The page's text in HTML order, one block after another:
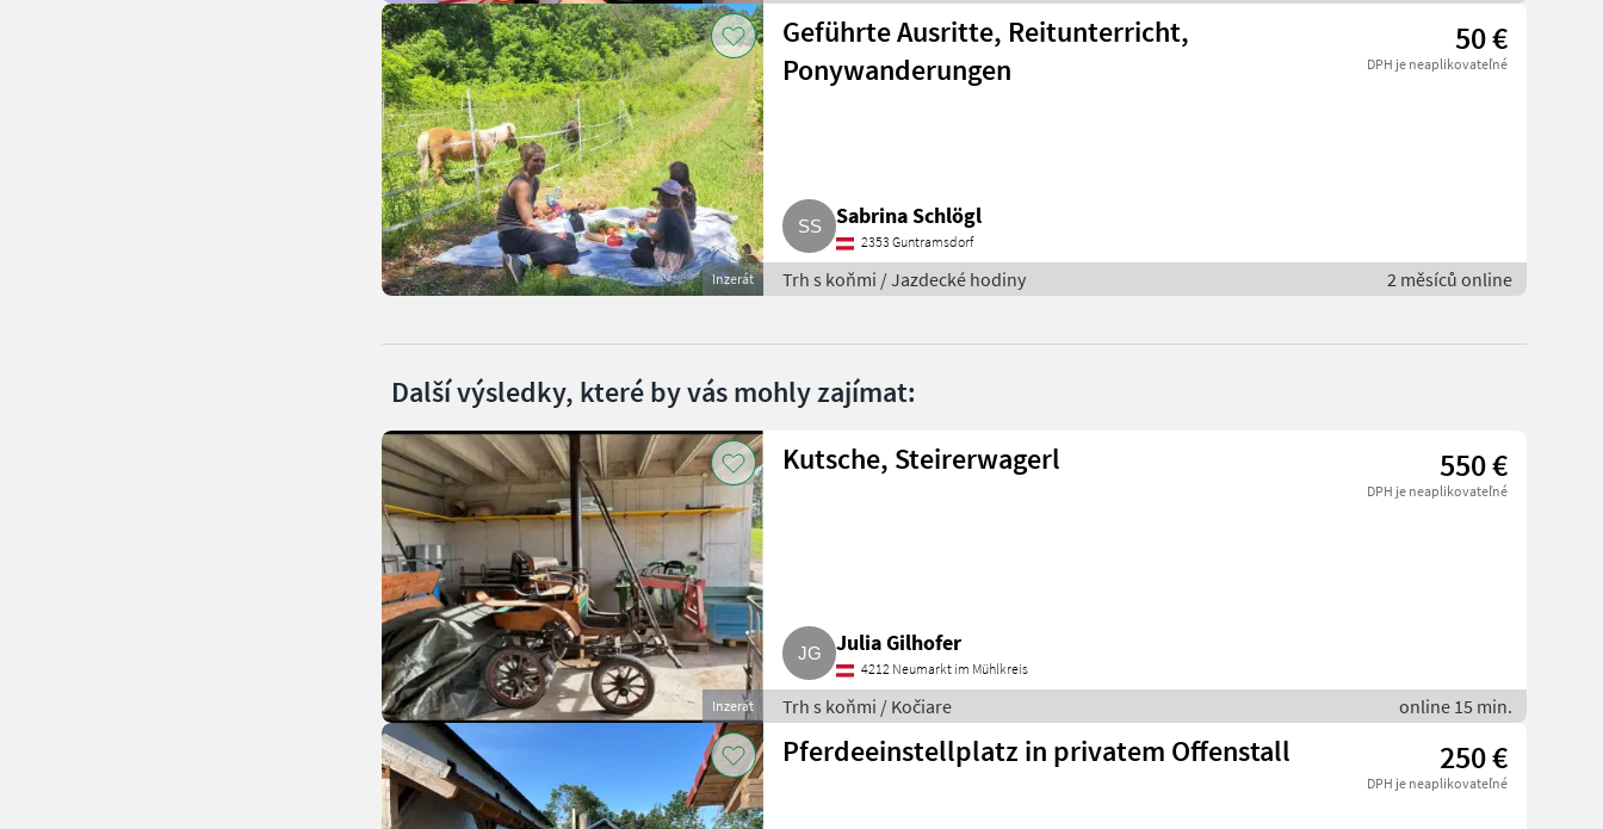
Inzerát
Geführte Ausritte, Reitunterricht,
Ponywanderungen
50 €
DPH je neaplikovateľné
Sabrina Schlögl
2353 Guntramsdorf
Trh s koňmi / Jazdecké hodiny 2 měsíců online
Další výsledky, které by vás mohly zajímat:
Inzerát
Kutsche, Steirerwagerl 550 €
DPH je neaplikovateľné
Julia Gilhofer
4212 Neumarkt im Mühlkreis
Trh s koňmi / Kočiare online 15 min.
Pferdeeinstellplatz in privatem Offenstall 250 €
DPH je neaplikovateľné